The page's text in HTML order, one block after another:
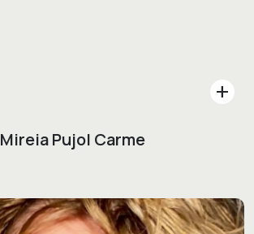
add
Mireia Pujol Carme